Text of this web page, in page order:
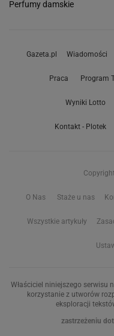
Perfumy damskie
Gazeta.pl Wiadomości
Praca Program
Wyniki Lotto
Kontakt - Plotek
O Nas Staże u nas
Wszystkie artykuły
Właściciel niniejszego serwisu
korzystanie z utworów
eksploracji
zastrzeżeniu